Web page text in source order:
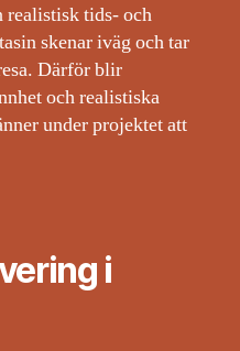
realistisk tids- och
skenar iväg och tar
Därför blir
och realistiska
under projektet att
i